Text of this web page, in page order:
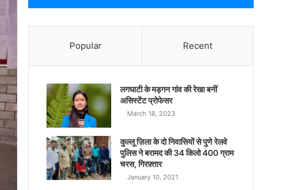
Popular Recent
लगघाटी के मड़गन गांव की रेखा बनीं
असिस्टेंट प्रोफेसर
March 18, 2023
कुल्लू ज़िला के दो निवासियों से पुणे रेलवे
पुलिस ने बरामद की 34 किलो 400 ग्राम
चरस, गिरफ़्तार
January 10, 2021